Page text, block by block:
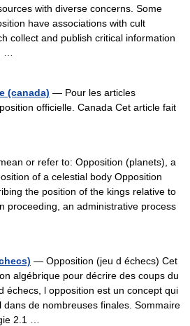
with diverse concerns. Some
have associations with cult
collect and publish critical information
…
(canada) — Pour les articles
officielle. Canada Cet article fait
or refer to: Opposition (planets), a
of a celestial body Opposition
the position of the kings relative to
proceeding, an administrative process
— Opposition (jeu d échecs) Cet
algébrique pour décrire des coups du
échecs, l opposition est un concept qui
dans de nombreuses finales. Sommaire
2.1 …